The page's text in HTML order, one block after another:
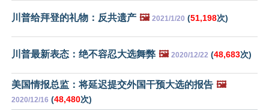
川普给拜登的礼物：反共遗产 🖼️ 2021/1/20 (51,198次)
川普最新表态：绝不容忍大选舞弊 🖼️ 2020/12/22 (48,683次)
美国情报总监：将延迟提交外国干预大选的报告 🖼️
2020/12/16 (48,480次)